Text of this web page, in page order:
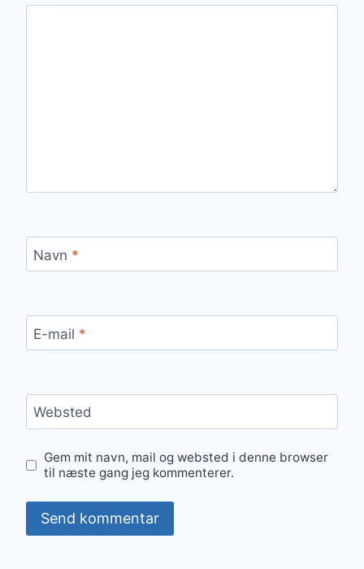
Navn *
E-mail *
Websted
Gem mit navn, mail og websted i denne browser
til næste gang jeg kommenterer.